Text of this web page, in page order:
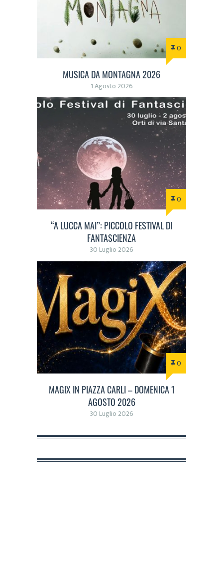
0
MUSICA DA MONTAGNA 2026
1 Agosto 2026
0
“A LUCCA MAI”: PICCOLO FESTIVAL DI
FANTASCIENZA
30 Luglio 2026
0
MAGIX IN PIAZZA CARLI – DOMENICA 1
AGOSTO 2026
30 Luglio 2026